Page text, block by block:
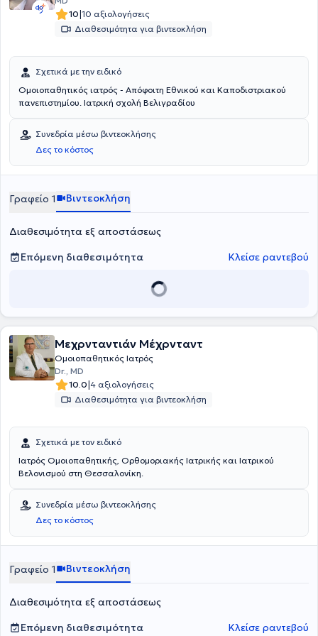
10|10 αξιολογήσεις
Διαθεσιμότητα για βιντεοκλήση
Σχετικά με την ειδικό
Ομοιοπαθητικός ιατρός - Απόφοιτη Εθνικού και Καποδιστριακού
πανεπιστημίου. Ιατρική σχολή Βελιγραδίου
Συνεδρία μέσω βιντεοκλήσης
Δες το κόστος
Γραφείο 1 Βιντεοκλήση
Διαθεσιμότητα εξ αποστάσεως
Επόμενη διαθεσιμότητα
Κλείσε ραντεβού
Μεχρνταντιάν Μέχρνταντ
Ομοιοπαθητικός Ιατρός
Dr., MD
10.0|4 αξιολογήσεις
Διαθεσιμότητα για βιντεοκλήση
Σχετικά με τον ειδικό
Ιατρός Ομοιοπαθητικής, Ορθομοριακής Ιατρικής και Ιατρικού
Βελονισμού στη Θεσσαλονίκη.
Συνεδρία μέσω βιντεοκλήσης
Δες το κόστος
Γραφείο 1 Βιντεοκλήση
Διαθεσιμότητα εξ αποστάσεως
Επόμενη διαθεσιμότητα
Κλείσε ραντεβού